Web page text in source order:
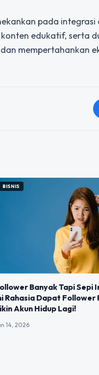
pada
edukatif, serta
mempertahankan
BISNIS
Banyak Tapi Sepi
Rahasia Dapat Follower
Akun Hidup Lagi!
14, 2026